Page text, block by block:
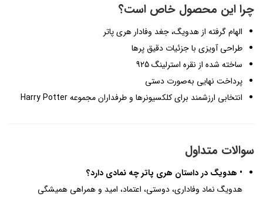
چرا این محصول خاص است؟
الهام گرفته از هدویگ، جغد وفادار هری پاتر
طراحی آویزی با جزئیات دقیق پرها
ساخته شده از نقره استرلینگ 925
پرداخت نهایی به‌صورت دستی
انتخابی ارزشمند برای کلکسیونرها و طرفداران مجموعه Harry Potter
سوالات متداول
• هدویگ در داستان هری پاتر چه نمادی دارد؟
هدویگ نماد وفاداری، دوستی، اعتماد، امید و همراهی همیشگی